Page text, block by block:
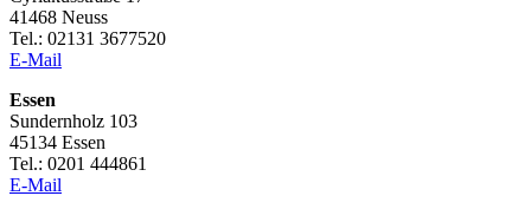
41468 Neuss
Tel.: 02131 3677520
E-Mail
Essen
Sundernholz 103
45134 Essen
Tel.: 0201 444861
E-Mail